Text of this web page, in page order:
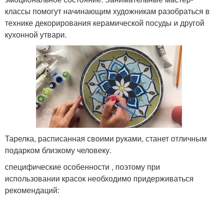
классы помогут начинающим художникам разобраться в
технике декорирования керамической посуды и другой
кухонной утвари.
Тарелка, расписанная своими руками, станет отличным
подарком близкому человеку.
специфические особенности , поэтому при
использовании красок необходимо придерживаться
рекомендаций: